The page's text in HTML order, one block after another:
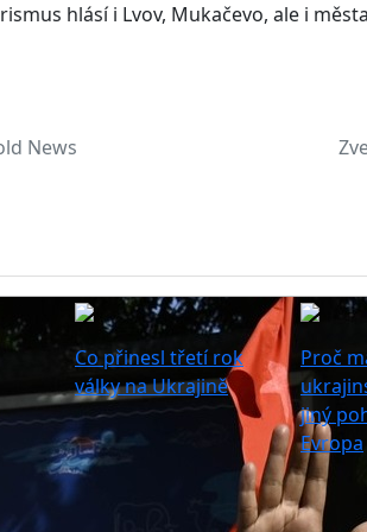
hlásí i Lvov, Mukačevo, ale i
News
Co přinesl třetí rok
války na Ukrajině
Proč
jiný
Evropa